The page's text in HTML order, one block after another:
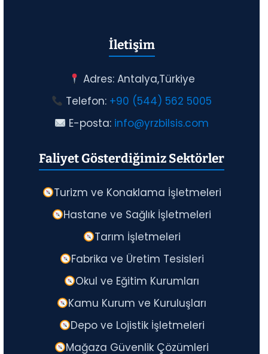
İletişim
Adres: Antalya,Türkiye
Telefon: +90 (544) 562 5005
E-posta: info@yrzbilsis.com
Faliyet Gösterdiğimiz Sektörler
Turizm ve Konaklama İşletmeleri
Hastane ve Sağlık İşletmeleri
Tarım İşletmeleri
Fabrika ve Üretim Tesisleri
Okul ve Eğitim Kurumları
Kamu Kurum ve Kuruluşları
Depo ve Lojistik İşletmeleri
Mağaza Güvenlik Çözümleri